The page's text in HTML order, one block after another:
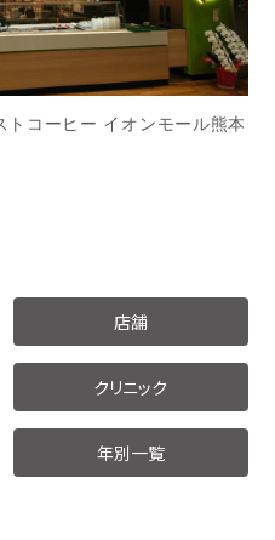
コーヒー イオンモール熊本
店舗
クリニック
年別一覧